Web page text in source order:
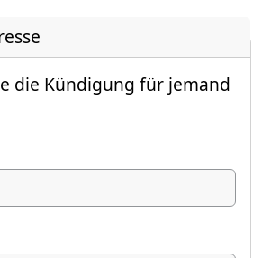
die Kündigung für jemand